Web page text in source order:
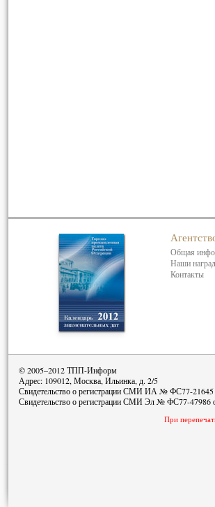
Общая
Наши
Контакты
© 2005–2012 ТПП-Информ
Адрес: 109012, Москва, Ильинка, д. 2/5
Свидетельство о регистрации СМИ ИА № ФС77-21645
Свидетельство о регистрации СМИ Эл № ФС77-47986
При